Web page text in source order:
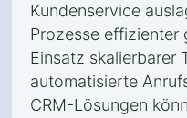
Kundenservice
Prozesse effizienter
Einsatz skalierbarer
automatisierte
CRM-Lösungen